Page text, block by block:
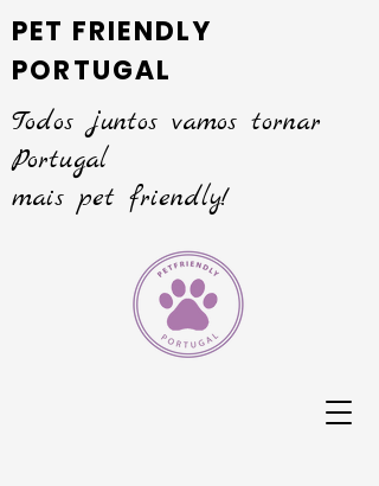
PET FRIENDLY
PORTUGAL
Todos juntos vamos tornar
Portugal
mais pet friendly!